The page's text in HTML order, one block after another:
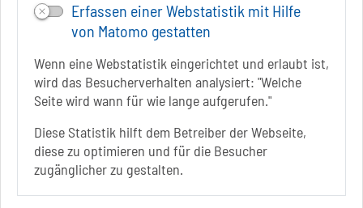
Erfassen einer Webstatistik mit Hilfe
von Matomo gestatten
Wenn eine Webstatistik eingerichtet und erlaubt ist,
wird das Besucherverhalten analysiert: "Welche
Seite wird wann für wie lange aufgerufen."
Diese Statistik hilft dem Betreiber der Webseite,
diese zu optimieren und für die Besucher
zugänglicher zu gestalten.
INSTAGRAM
Sie befinden sich hier Startseite
erkunden
Kunsthof Bad Salzelmen